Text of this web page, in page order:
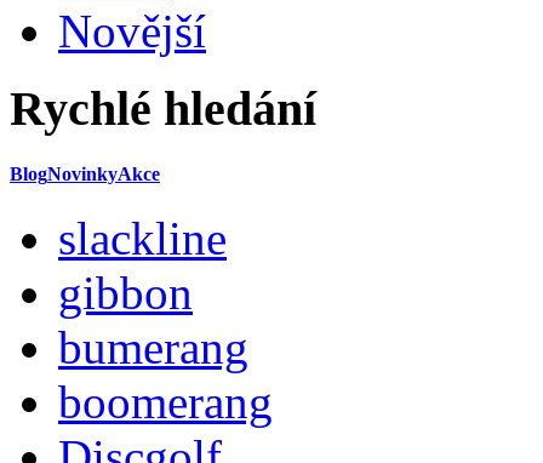
Novější
Rychlé hledání
BlogNovinkyAkce
slackline
gibbon
bumerang
boomerang